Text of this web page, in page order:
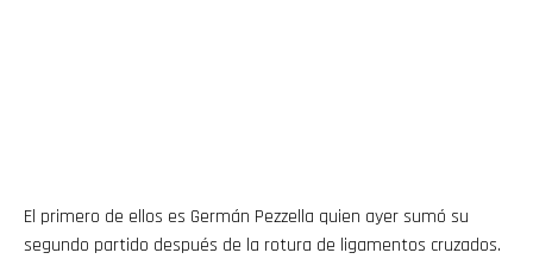
El primero de ellos es Germán Pezzella quien ayer sumó su
segundo partido después de la rotura de ligamentos cruzados.